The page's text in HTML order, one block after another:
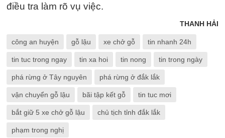
điều tra làm rõ vụ việc.
THANH HẢI
công an huyện gỗ lậu xe chở gỗ tin nhanh 24h
tin tuc trong ngay tin xa hoi tin nong tin trong ngày
phá rừng ở Tây nguyên phá rừng ở đắk lắk
vận chuyển gỗ lậu bãi tập kết gỗ tin tuc mơi
bắt giữ 5 xe chở gỗ lậu chủ tịch tỉnh đắk lắk
phạm trong nghị